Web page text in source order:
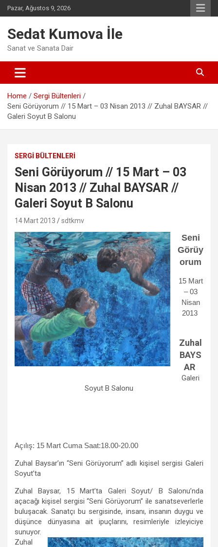
Skip
to
Pazar, Ağustos 9, 2026
Sedat Kumova İle
Sanat ve Sanata Dair
Home
Sergi Bültenleri
Seni Görüyorum // 15 Mart – 03 Nisan 2013 // Zuhal BAYSAR //
Galeri Soyut B Salonu
SERGI BÜLTENLERI
Seni Görüyorum // 15 Mart – 03
Nisan 2013 // Zuhal BAYSAR //
Galeri Soyut B Salonu
14 Mart 2013 sdtkmv
Seni
Görüy
orum
15 Mart
– 03
Nisan
2013
Zuhal
BAYS
AR
Galeri
Soyut B Salonu
Açılış: 15 Mart Cuma Saat:18.00-20.00
Zuhal Baysar’ın “Seni Görüyorum” adlı kişisel sergisi Galeri
Soyut’ta
Zuhal Baysar, 15 Mart’ta Galeri Soyut/ B Salonu’nda
açacağı kişisel sergisi “Seni Görüyorum” ile sanatseverlerle
buluşacak. Sanatçı bu sergisinde, insanı, insanın duygu ve
düşünce dünyasına ait ipuçlarını, resimleriyle izleyiciye
sunuyor.
Zuhal